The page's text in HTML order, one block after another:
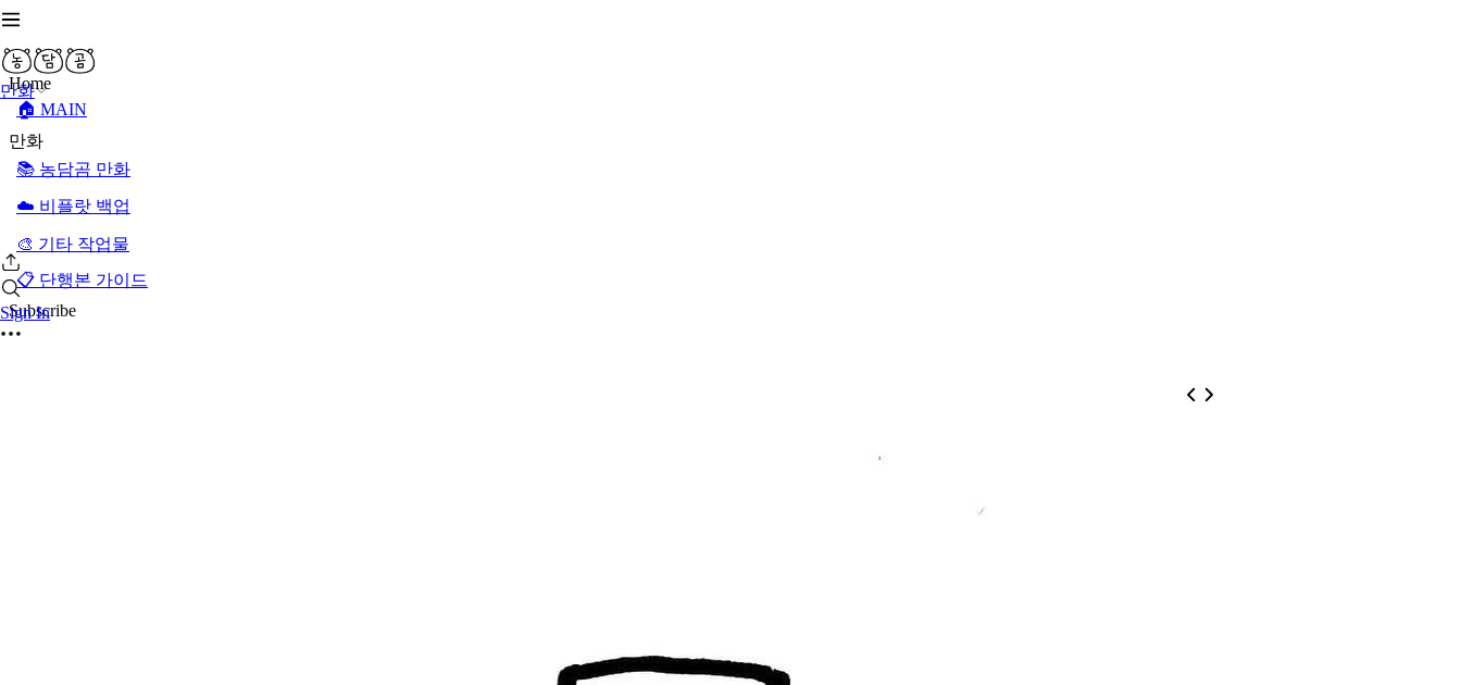
만화
Sign In
Home
🏠 MAIN
만화
📚 농담곰 만화
☁️ 비플랏 백업
🎨 기타 작업물
📋 단행본 가이드
Subscribe